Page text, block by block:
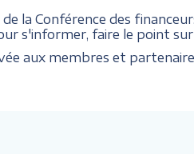
la Conférence des
s'informer, faire le point sur
aux membres et